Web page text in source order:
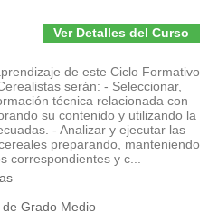
Ver Detalles del Curso
de este Ciclo Formativo
serán: - Seleccionar,
técnica relacionada con
su contenido y utilizando la
- Analizar y ejecutar las
preparando, manteniendo
correspondientes y c...
Grado Medio